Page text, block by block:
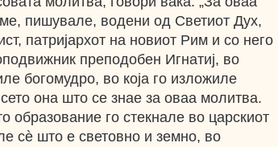
пишувале, водени од Светиот Дух,
патријархот на новиот Рим и со него
преподобен Игнатиј, во
богомудро, во која го изложиле
она што се знае за оваа молитва.
образование го стекнале во царскиот
сѐ што е световно и земно, во